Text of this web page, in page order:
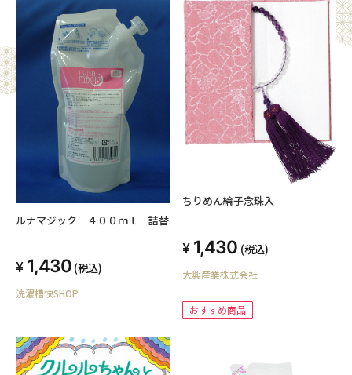
ルナマジック ４００ｍｌ 詰替
1,430 (税込)
洗濯槽快SHOP
ちりめん綸子念珠入
1,430 (税込)
大興産業株式会社
おすすめ商品